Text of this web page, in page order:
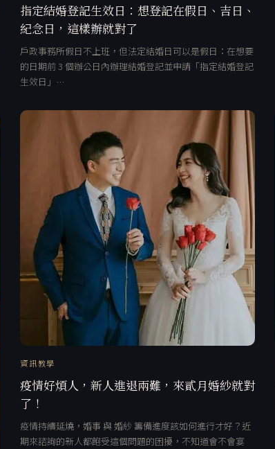
指定結婚登記生效日：想登記在假日、吉日、
紀念日，這樣辦就對了
戶政事務所假日不上班，但法定結婚日可以是假日：在想要
的日期前 3 個辦公日內辦理結婚登記並申請「指定結婚登記
生效日」…
資訊教學
疫情好煩人，新人進退兩難，來貳月婚紗就對
了！
疫情持續延燒，婚事 與 婚紗 籌備進度該如何進行才好？近
期來諮詢的新人都飽受這個問題的困擾，不知道會不會宴